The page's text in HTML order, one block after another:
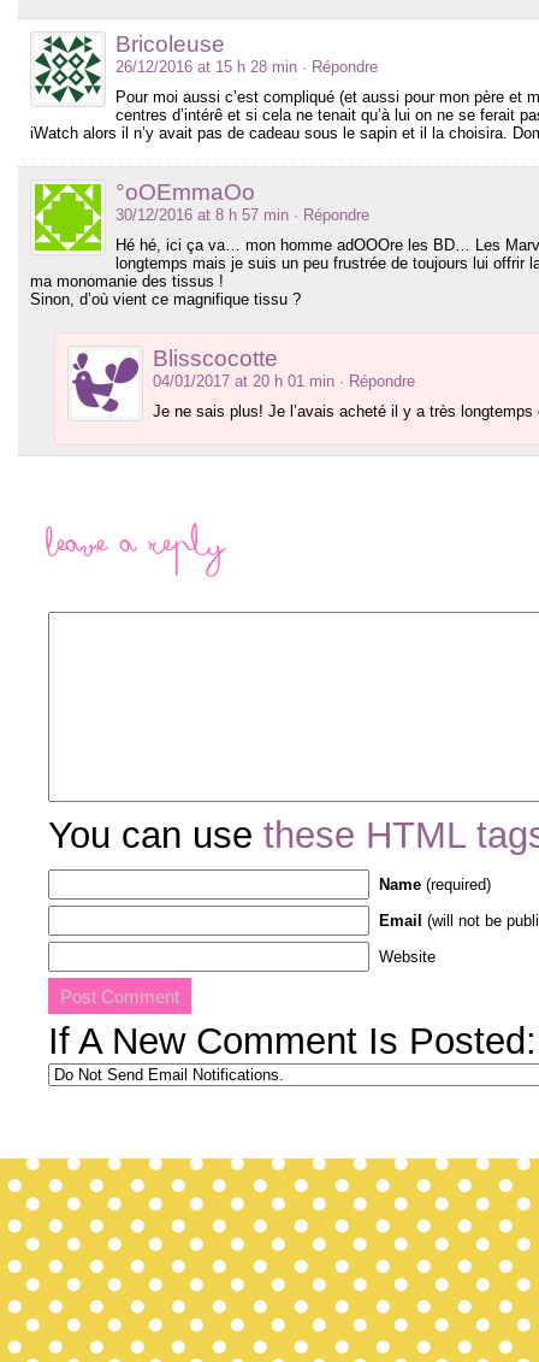
Bricoleuse
26/12/2016 at 15 h 28 min · Répondre
Pour moi aussi c’est compliqué (et aussi pour mon père et
centres d’intérê et si cela ne tenait qu’à lui on ne se ferait
iWatch alors il n’y avait pas de cadeau sous le sapin et il la choisira.
°oOEmmaOo
30/12/2016 at 8 h 57 min · Répondre
Hé hé, ici ça va… mon homme adOOOre les BD… Les
longtemps mais je suis un peu frustrée de toujours lui
ma monomanie des tissus !
Sinon, d’où vient ce magnifique tissu ?
Blisscocotte
04/01/2017 at 20 h 01 min · Répondre
Je ne sais plus! Je l’avais acheté il y a très longtemps
Leave a Reply
You can use these HTML
Name (required)
Email (will not be
Website
If A New Comment Is Posted: